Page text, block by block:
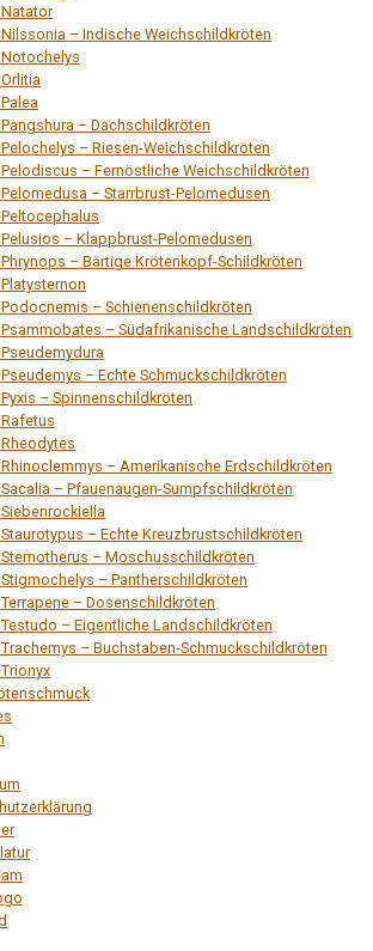
– Indische Weichschildkröten
– Dachschildkröten
– Riesen-Weichschildkröten
– Fernöstliche Weichschildkröten
– Starrbrust-Pelomedusen
– Klappbrust-Pelomedusen
– Bärtige Krötenkopf-Schildkröten
– Schienenschildkröten
– Südafrikanische Landschildkröten
– Echte Schmuckschildkröten
– Spinnenschildkröten
– Amerikanische Erdschildkröten
– Pfauenaugen-Sumpfschildkröten
– Echte Kreuzbrustschildkröten
– Moschusschildkröten
– Pantherschildkröten
– Dosenschildkröten
– Eigentliche Landschildkröten
– Buchstaben-Schmuckschildkröten